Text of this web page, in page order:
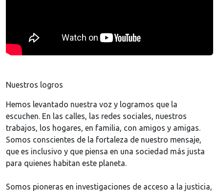
Nuestros logros
Hemos levantado nuestra voz y logramos que la
escuchen. En las calles, las redes sociales, nuestros
trabajos, los hogares, en familia, con amigos y amigas.
Somos conscientes de la fortaleza de nuestro mensaje,
que es inclusivo y que piensa en una sociedad más justa
para quienes habitan este planeta.
Somos pioneras en investigaciones de acceso a la justicia,